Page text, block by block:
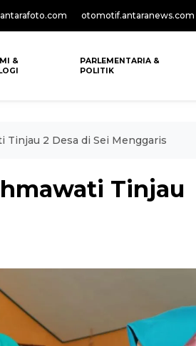
otomotif.antaranews.com
&
PARLEMENTARIA &
POLITIK
Tinjau 2 Desa di Sei Menggaris
Tinjau